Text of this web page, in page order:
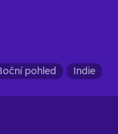
pohled Indie